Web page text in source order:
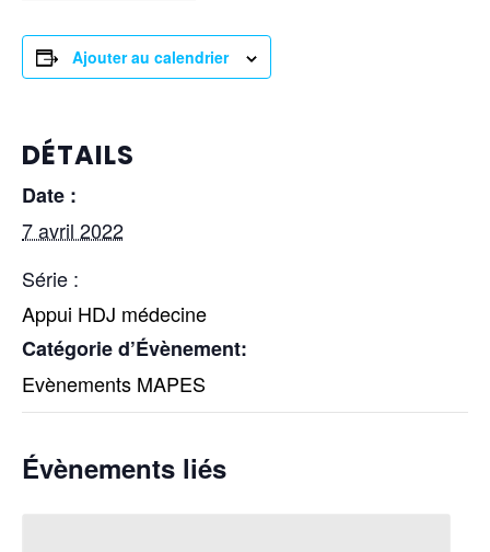
Ajouter au calendrier
DÉTAILS
Date :
7 avril 2022
Série :
Appui HDJ médecine
Catégorie d’Évènement:
Evènements MAPES
Évènements liés